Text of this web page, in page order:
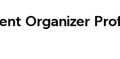
Organizer